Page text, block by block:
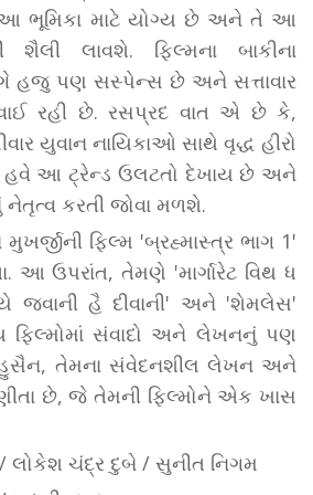
આ ભૂમિકા માટે યોગ્ય છે અને તે આ
લાવશે. ફિલ્મના બાકીના
હજુ પણ સસ્પેન્સ છે અને સત્તાવાર
રહી છે. રસપ્રદ વાત એ છે કે,
યુવાન નાયિકાઓ સાથે વૃદ્ધ હીરો
હવે આ ટ્રેન્ડ ઉલટતો દેખાય છે અને
નેતૃત્વ કરતી જોવા મળશે.
ફિલ્મ 'બ્રહ્માસ્ત્ર ભાગ 1'
આ ઉપરાંત, તેમણે 'માર્ગારેટ વિથ ધ
જવાની હૈ દીવાની' અને 'શેમલેસ'
ફિલ્મોમાં સંવાદો અને લેખનનું પણ
તેમના સંવેદનશીલ લેખન અને
છે, જે તેમની ફિલ્મોને એક ખાસ
/ લોકેશ ચંદ્ર દુબે / સુનીત નિગમ